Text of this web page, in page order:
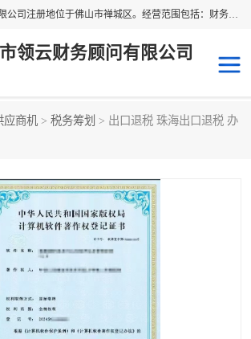
佛山市领云财务顾问有限公司注册地位于佛山市禅城区。经营范围包括：财务咨询，税务服务，企业管理咨询，信息咨询服务，法律咨询顾问，商务代理代办等服务；主要项目有：代理记账，旧账账务处理，疑难账务处理，建账审账；纳税申报，网上申请发票，企业税务分析、审查与评估；注册个体工商户，注册公司，公司注销；企业名称、地址、法人、股东、经营范围、营业期限等资料变更；商标注册、商标转让。财税审计、税务咨询、公司年审。
领云财务顾问有限公司
应商机 > 税务筹划 > 出口退税 珠海出口退税 办
税务筹划
进出口经营权